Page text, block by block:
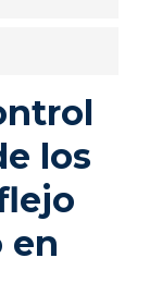
los
en